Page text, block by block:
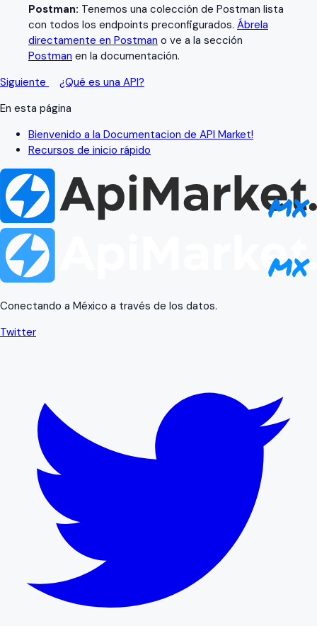
Postman: Tenemos una colección de Postman lista
con todos los endpoints preconfigurados. Ábrela
directamente en Postman o ve a la sección
Postman en la documentación.
Siguiente
¿Qué es una API?
En esta página
Bienvenido a la Documentacion de API Market!
Recursos de inicio rápido
Conectando a México a través de los datos.
Twitter